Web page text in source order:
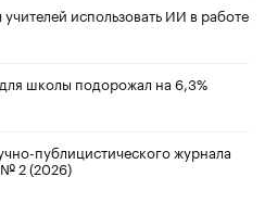
использовать ИИ в работе
школы подорожал на 6,3%
публицистического журнала
№ 2 (2026)